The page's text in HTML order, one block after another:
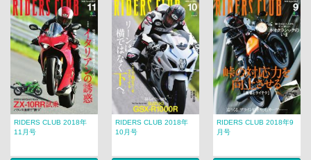
RIDERS CLUB 2018年
11月号
RIDERS CLUB 2018年
10月号
RIDERS CLUB 2018年9
月号